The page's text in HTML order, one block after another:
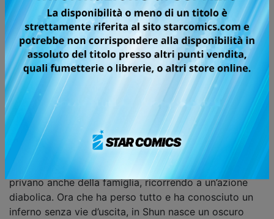
LA SERIE RIVELAZIONE CHE HA
SPOPOLATO IN GIAPPONE,
ALL'ESTERO E SU TIKTOK!
Più che alla spensierata vita di un ragazzino delle
elementari, l’esistenza del giovane Shun Uruma
assomiglia a un vero e proprio inferno. Subisce infatti
dei terribili maltrattamenti da parte di cinque
compagni di classe, che lo considerano una “cavia” a
tutti gli effetti... Fortunatamente per lui, può contare
sul premuroso fratello minore e sulla protezione dei
genitori. Un giorno, però, i suoi cinque aguzzini lo
privano anche della famiglia, ricorrendo a un’azione
diabolica. Ora che ha perso tutto e ha conosciuto un
inferno senza vie d’uscita, in Shun nasce un oscuro